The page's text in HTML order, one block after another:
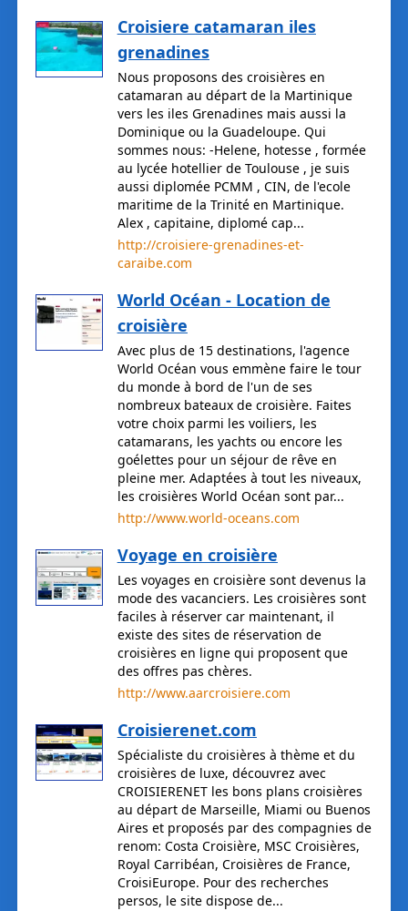
Croisiere catamaran iles
grenadines
Nous proposons des croisières en
catamaran au départ de la Martinique
vers les iles Grenadines mais aussi la
Dominique ou la Guadeloupe. Qui
sommes nous: -Helene, hotesse , formée
au lycée hotellier de Toulouse , je suis
aussi diplomée PCMM , CIN, de l'ecole
maritime de la Trinité en Martinique.
Alex , capitaine, diplomé cap...
http://croisiere-grenadines-et-
caraibe.com
World Océan - Location de
croisière
Avec plus de 15 destinations, l'agence
World Océan vous emmène faire le tour
du monde à bord de l'un de ses
nombreux bateaux de croisière. Faites
votre choix parmi les voiliers, les
catamarans, les yachts ou encore les
goélettes pour un séjour de rêve en
pleine mer. Adaptées à tout les niveaux,
les croisières World Océan sont par...
http://www.world-oceans.com
Voyage en croisière
Les voyages en croisière sont devenus la
mode des vacanciers. Les croisières sont
faciles à réserver car maintenant, il
existe des sites de réservation de
croisières en ligne qui proposent que
des offres pas chères.
http://www.aarcroisiere.com
Croisierenet.com
Spécialiste du croisières à thème et du
croisières de luxe, découvrez avec
CROISIERENET les bons plans croisières
au départ de Marseille, Miami ou Buenos
Aires et proposés par des compagnies de
renom: Costa Croisière, MSC Croisières,
Royal Carribéan, Croisières de France,
CroisiEurope. Pour des recherches
persos, le site dispose de...